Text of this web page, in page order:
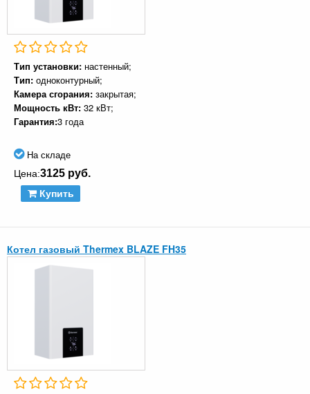
Тип установки: настенный;
Тип: одноконтурный;
Камера сгорания: закрытая;
Мощность кВт: 32 кВт;
Гарантия:3 года
На складе
Цена:3125 руб.
Купить
Котел газовый Thermex BLAZE FH35